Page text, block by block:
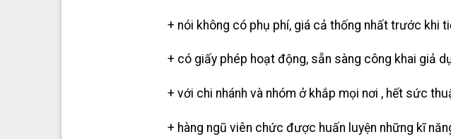
+ nói không có phụ phí, giá cả thống nhất trước khi
+ có giấy phép hoạt động, sẵn sàng công khai giả
+ với chi nhánh và nhóm ở khắp mọi nơi , hết sức
+ hàng ngũ viên chức được huấn luyện những kĩ